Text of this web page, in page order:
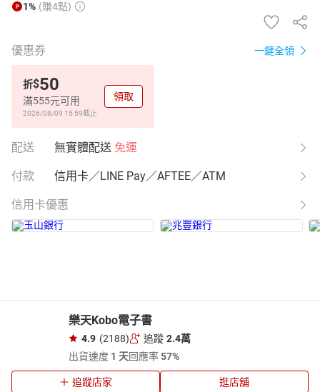
1% (賺4點)
優惠券 一鍵全領
折$50
滿555元可用
2026/08/09 15:59截止
領取
配送 無實體配送 免運
付款 信用卡／LINE Pay／AFTEE／ATM
信用卡優惠
樂天Kobo電子書
4.9 (2188) 追蹤 2.4萬
出貨速度 1 天回應率57%
追蹤店家 逛店舖